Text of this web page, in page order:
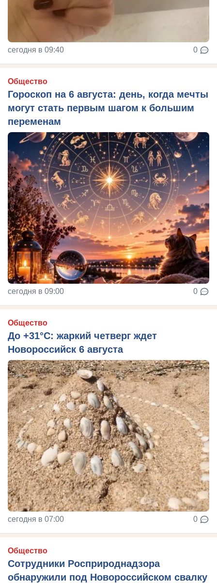
сегодня в 09:40 0
Общество
Гороскоп на 6 августа: день, когда мечты
могут стать первым шагом к большим
переменам
сегодня в 09:00 0
Общество
До +31°C: жаркий четверг ждет
Новороссийск 6 августа
сегодня в 07:00 0
Общество
Сотрудники Росприроднадзора
обнаружили под Новороссийском свалку